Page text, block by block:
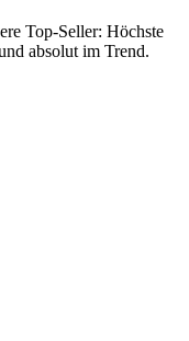
Top-Seller: Höchste
absolut im Trend.